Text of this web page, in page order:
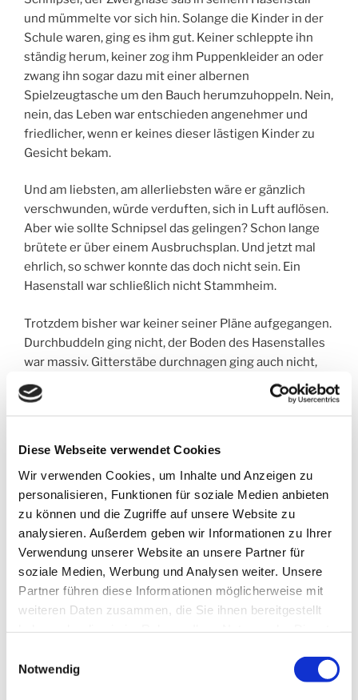
Diese Webseite verwendet Cookies
Wir verwenden Cookies, um Inhalte und Anzeigen zu
personalisieren, Funktionen für soziale Medien anbieten
zu können und die Zugriffe auf unsere Website zu
analysieren. Außerdem geben wir Informationen zu Ihrer
Verwendung unserer Website an unsere Partner für
soziale Medien, Werbung und Analysen weiter. Unsere
Partner führen diese Informationen möglicherweise mit
weiteren Daten zusammen, die Sie ihnen bereitgestellt
Notwendig
und mümmelte vor sich hin. Solange die Kinder in der
Schule waren, ging es ihm gut. Keiner schleppte ihn
ständig herum, keiner zog ihm Puppenkleider an oder
zwang ihn sogar dazu mit einer albernen
Spielzeugtasche um den Bauch herumzuhoppeln. Nein,
nein, das Leben war entschieden angenehmer und
friedlicher, wenn er keines dieser lästigen Kinder zu
Gesicht bekam.
Und am liebsten, am allerliebsten wäre er gänzlich
verschwunden, würde verduften, sich in Luft auflösen.
Aber wie sollte Schnipsel das gelingen? Schon lange
brütete er über einem Ausbruchsplan. Und jetzt mal
ehrlich, so schwer konnte das doch nicht sein. Ein
Hasenstall war schließlich nicht Stammheim.
Trotzdem bisher war keiner seiner Pläne aufgegangen.
Durchbuddeln ging nicht, der Boden des Hasenstalles
war massiv. Gitterstäbe durchnagen ging auch nicht,
die waren zu fest. Und die Tür bekam er auch nicht auf,
obwohl er doch so genau aufgepasst hatte, wie die
Kinder die Tür auf und zu machten. Aber er konnte sie
Schnipsel hörte die Türklingel. Einen Augenblick
später trampelten die Kinder herein, warfen ihre
Schultaschen in die Ecke und stürzten sich auf ihn. Ein
Glück, dass der Vater zum Mittagessen rief.
Galgenfrist.
Doch dann bemerkte Schnipsel, dass die Kinder
vergessen hatten die Tür zu seinem Hasenstall richtig
zu schließen. Er jubelte innerlich. Endlich die ersehnte
hüpfte aus dem Stall, drückte die angelehnte